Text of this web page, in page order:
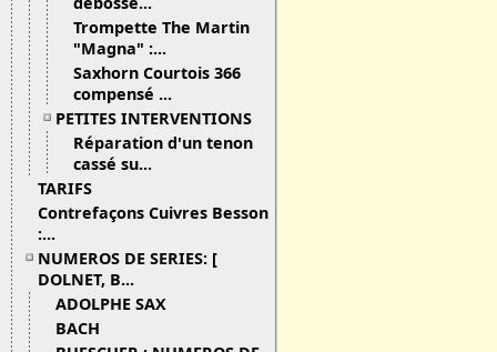
Trompette The Martin
"Magna" :...
Saxhorn Courtois 366
compensé ...
PETITES INTERVENTIONS
Réparation d'un tenon
cassé su...
TARIFS
Contrefaçons Cuivres Besson
:...
NUMEROS DE SERIES: [
DOLNET, B...
ADOLPHE SAX
BACH